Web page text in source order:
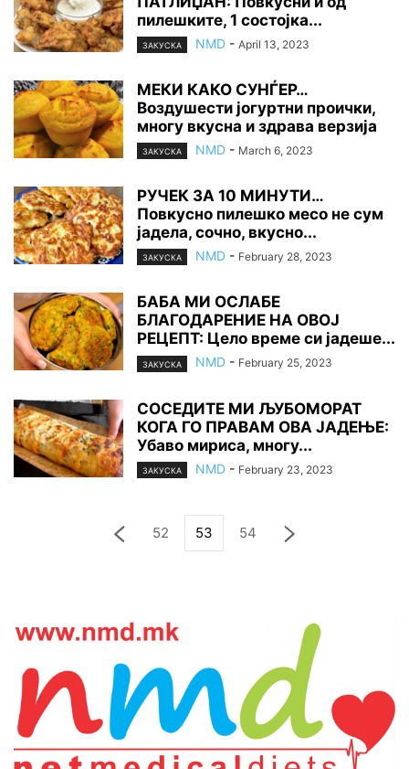
пилешките, 1 состојка...
ЗАКУСКА NMD - April 13, 2023
МЕКИ КАКО СУНЃЕР…
Воздушести јогуртни проички,
многу вкусна и здрава верзија
ЗАКУСКА NMD - March 6, 2023
РУЧЕК ЗА 10 МИНУТИ…
Повкусно пилешко месо не сум
јадела, сочно, вкусно...
ЗАКУСКА NMD - February 28, 2023
БАБА МИ ОСЛАБЕ
БЛАГОДАРЕНИЕ НА ОВОЈ
РЕЦЕПТ: Цело време си јадеше...
ЗАКУСКА NMD - February 25, 2023
СОСЕДИТЕ МИ ЉУБОМОРАТ
КОГА ГО ПРАВАМ ОВА ЈАДЕЊЕ:
Убаво мириса, многу...
ЗАКУСКА NMD - February 23, 2023
52 53 54